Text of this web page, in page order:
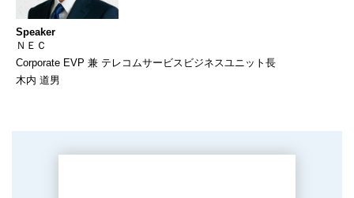
Speaker
ＮＥＣ
Corporate EVP 兼 テレコムサービスビジネスユニット長
木内 道男